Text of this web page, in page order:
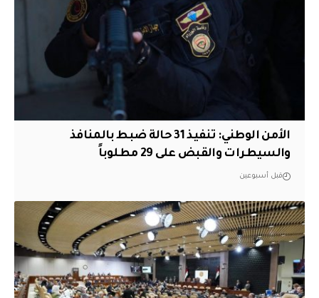
الأمن الوطني: تنفيذ 31 حالة ضبط بالمنافذ
والسيطرات والقبض على 29 مطلوباً
قبل أسبوعين